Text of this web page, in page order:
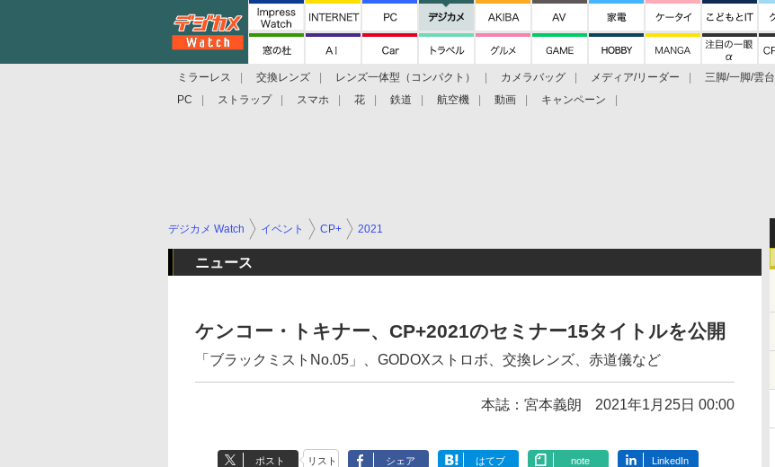
ミラーレス 交換レンズ レンズ一体型（コンパクト） カメラバッグ メディア/リーダー 三脚/一脚/雲台
PC
ストラップ スマホ 花 鉄道 航空機 動画 キャンペーン
デジカメ Watch イベント CP+ 2021
ニュース
ケンコー・トキナー、CP+2021のセミナー15タイトルを公開
「ブラックミストNo.05」、GODOXストロボ、交換レンズ、赤道儀など
本誌：宮本義朗 2021年1月25日 00:00
ポスト リスト シェア はてブ note LinkedIn